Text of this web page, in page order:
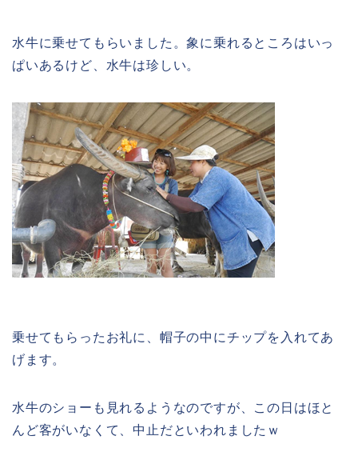
水牛に乗せてもらいました。象に乗れるところはいっ
ぱいあるけど、水牛は珍しい。
乗せてもらったお礼に、帽子の中にチップを入れてあ
げます。
水牛のショーも見れるようなのですが、この日はほと
んど客がいなくて、中止だといわれましたｗ